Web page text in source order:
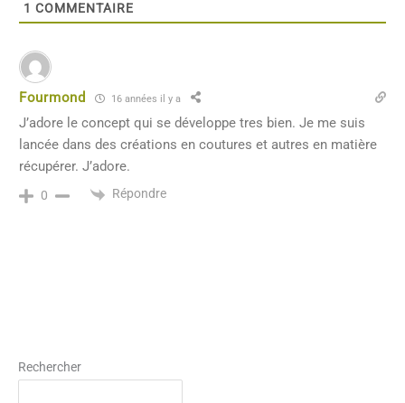
1 COMMENTAIRE
Fourmond 16 années il y a
J’adore le concept qui se développe tres bien. Je me suis
lancée dans des créations en coutures et autres en matière
récupérer. J’adore.
0 Répondre
Rechercher